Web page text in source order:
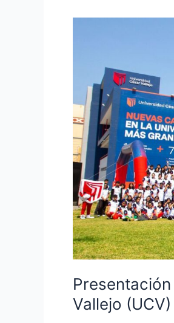
Vallejo (UCV)
Traducción
e
Interpretación
de
la
Universidad
César
Vallejo
(UCV)